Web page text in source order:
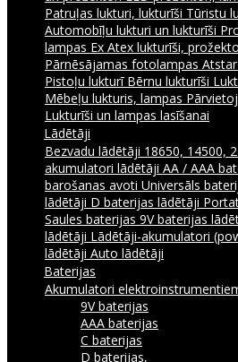
Patruļas lukturi, lukturīši Tūristu
Automobīļu lukturi un lukturīši
lampas Ex Atex lukturīši,
Pārnēsājamas fotolampas
Pistoļu lukturī Bērnu lukturīši
Mēbeļu lukturis, lampas
Lukturīši un lampas lasīšanai
Lādētāji
Bezvadu lādētāji 18650, 14500,
akumulatori lādētāji AA / AAA
barošanas avoti Universāls
lādētāji D baterijas lādētāji
Saules baterijas 9V baterijas
lādētāji Lādētāji-akumulatori
lādētāji Auto lādētāji
Baterijas
Akumulatori
9V baterijas
AAA baterijas
C baterijas
D baterijas,